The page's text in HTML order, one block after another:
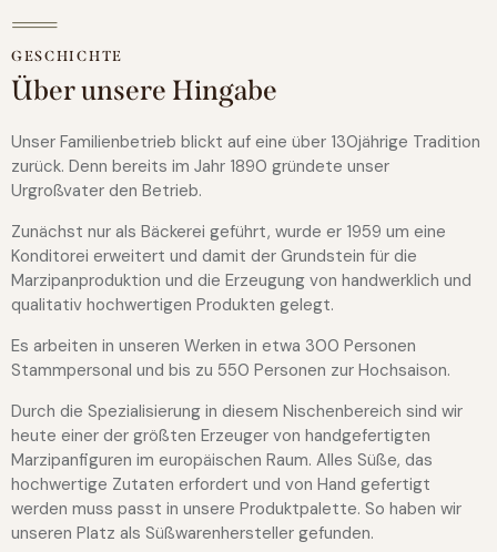
GESCHICHTE
Über unsere Hingabe
Unser Familienbetrieb blickt auf eine über 130jährige Tradition
zurück. Denn bereits im Jahr 1890 gründete unser
Urgroßvater den Betrieb.
Zunächst nur als Bäckerei geführt, wurde er 1959 um eine
Konditorei erweitert und damit der Grundstein für die
Marzipanproduktion und die Erzeugung von handwerklich und
qualitativ hochwertigen Produkten gelegt.
Es arbeiten in unseren Werken in etwa 300 Personen
Stammpersonal und bis zu 550 Personen zur Hochsaison.
Durch die Spezialisierung in diesem Nischenbereich sind wir
heute einer der größten Erzeuger von handgefertigten
Marzipanfiguren im europäischen Raum. Alles Süße, das
hochwertige Zutaten erfordert und von Hand gefertigt
werden muss passt in unsere Produktpalette. So haben wir
unseren Platz als Süßwarenhersteller gefunden.